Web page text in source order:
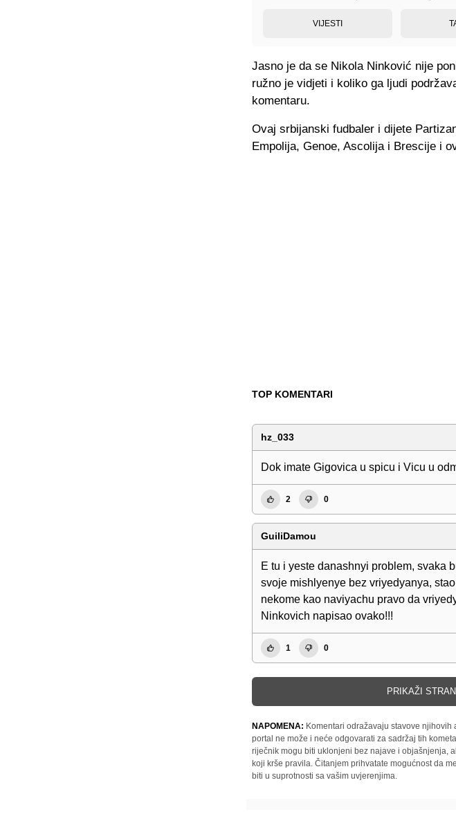
VIJESTI
Jasno je da se Nikola Ninković nije
ružno je vidjeti i koliko ga ljudi
komentaru.
Ovaj srbijanski fudbaler i dijete
Empolija, Genoe, Ascolija i Brescije i
TOP KOMENTARI
hz_033
Dok imate Gigovica u spicu i Vicu u
2 0
GuiliDamou
E tu i yeste danashnyi problem, svaka
svoje mishlyenye bez vriyedyanya,
nekome kao naviyachu pravo da
Ninkovich napisao ovako!!!
1 0
PRIKAŽI
NAPOMENA: Komentari odražavaju stavove njihovih
portal ne može i neće odgovarati za sadržaj tih
riječnik mogu biti uklonjeni bez najave i objašnjenja,
koji krše pravila. Čitanjem prihvatate mogućnost da
biti u suprotnosti sa vašim uvjerenjima.